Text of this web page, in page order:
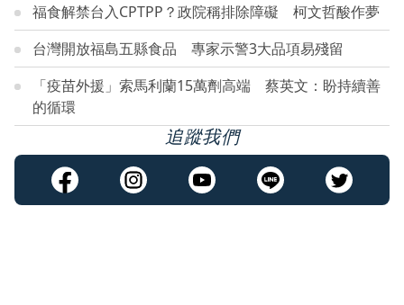
福食解禁台入CPTPP？政院稱排除障礙 柯文哲酸作夢
台灣開放福島五縣食品 專家示警3大品項易殘留
「疫苗外援」索馬利蘭15萬劑高端 蔡英文：盼持續善
的循環
追蹤我們